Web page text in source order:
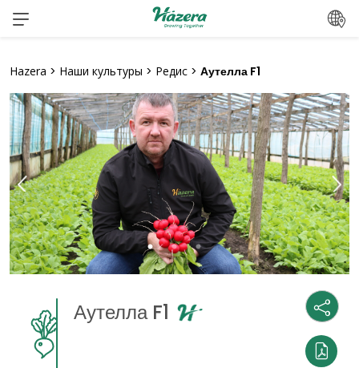
Перейти
Hazera > Наши культуры > Редис > Аутелла F1
Аутелла F1